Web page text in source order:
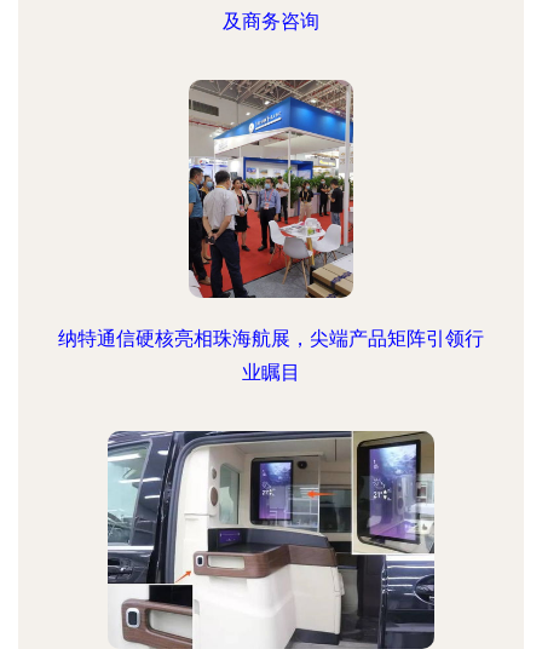
及商务咨询
纳特通信硬核亮相珠海航展，尖端产品矩阵引领行
业瞩目